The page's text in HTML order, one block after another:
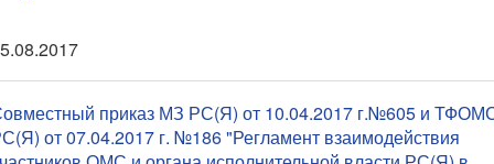
приказ МЗ РС(Я) от 10.04.2017 г.№605 и
от 07.04.2017 г. №186 "Регламент взаимодействия